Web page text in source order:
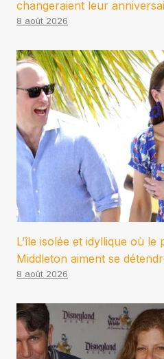
changeraient leur
8 août 2026
L’île isolée et idyllique où le
Middleton aiment se
8 août 2026